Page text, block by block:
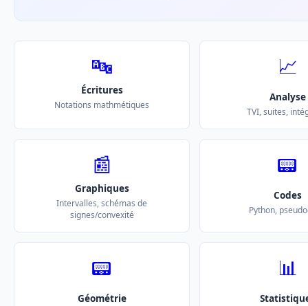
🔤
Écritures
Notations mathmétiques
📈
Analyse
TVI, suites,
📰
Graphiques
Intervalles, schémas de
signes/convexité
📟
Codes
Python,
📟
Géométrie
📊